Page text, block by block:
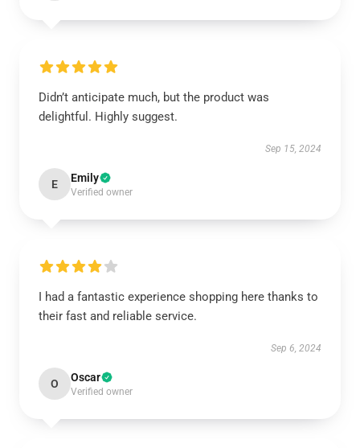
Didn’t anticipate much, but the product was
delightful. Highly suggest.
Sep 15, 2024
E Emily
Verified owner
I had a fantastic experience shopping here thanks to
their fast and reliable service.
Sep 6, 2024
O Oscar
Verified owner